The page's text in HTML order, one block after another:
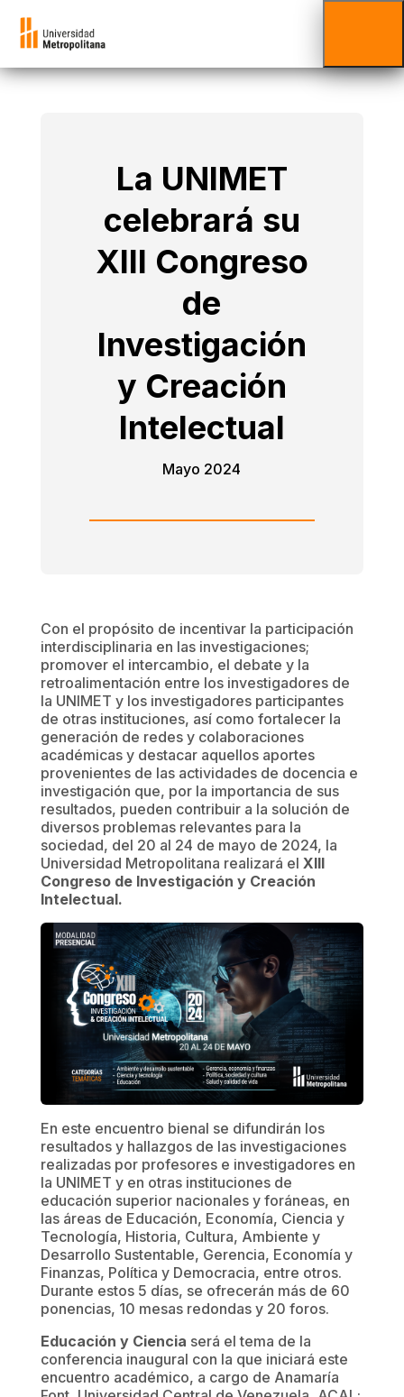
La UNIMET
celebrará su
XIII Congreso
de
Investigación
y Creación
Intelectual
Mayo 2024
Con el propósito de incentivar la participación
interdisciplinaria en las investigaciones;
promover el intercambio, el debate y la
retroalimentación entre los investigadores de
la UNIMET y los investigadores participantes
de otras instituciones, así como fortalecer la
generación de redes y colaboraciones
académicas y destacar aquellos aportes
provenientes de las actividades de docencia e
investigación que, por la importancia de sus
resultados, pueden contribuir a la solución de
diversos problemas relevantes para la
sociedad, del 20 al 24 de mayo de 2024, la
Universidad Metropolitana realizará el XIII
Congreso de Investigación y Creación
Intelectual.
En este encuentro bienal se difundirán los
resultados y hallazgos de las investigaciones
realizadas por profesores e investigadores en
la UNIMET y en otras instituciones de
educación superior nacionales y foráneas, en
las áreas de Educación, Economía, Ciencia y
Tecnología, Historia, Cultura, Ambiente y
Desarrollo Sustentable, Gerencia, Economía y
Finanzas, Política y Democracia, entre otros.
Durante estos 5 días, se ofrecerán más de 60
ponencias, 10 mesas redondas y 20 foros.
Educación y Ciencia será el tema de la
conferencia inaugural con la que iniciará este
encuentro académico, a cargo de Anamaría